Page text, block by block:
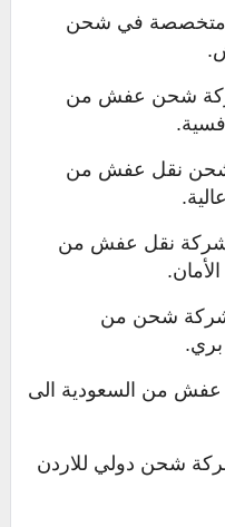
متخصصة في شحن
شحن عفش من
شحن نقل عفش من
شركة نقل عفش من
شركة شحن من
من السعودية الى
شحن دولي للاردن